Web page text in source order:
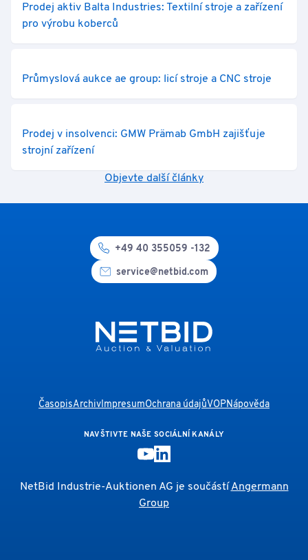
Prodej aktiv Balta Industries: Textilní stroje a zařízení
pro výrobu koberců
Průmyslová aukce ae group: licí stroje a CNC stroje
Prodej v insolvenci: GMW Prämab GmbH zajišťuje
strojní zařízení
Objevte další články
+49 40 355059 -132
service@netbid.com
ČasopisArchivImpresumOchrana údajůVOPNápověda
NAVŠTIVTE NAŠE SOCIÁLNÍ KANÁLY
NetBid Industrie-Auktionen AG je součástíAngermann
Group